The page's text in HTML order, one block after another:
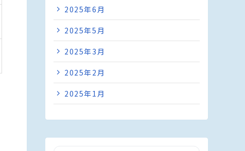
2025年6月
2025年5月
2025年3月
2025年2月
2025年1月